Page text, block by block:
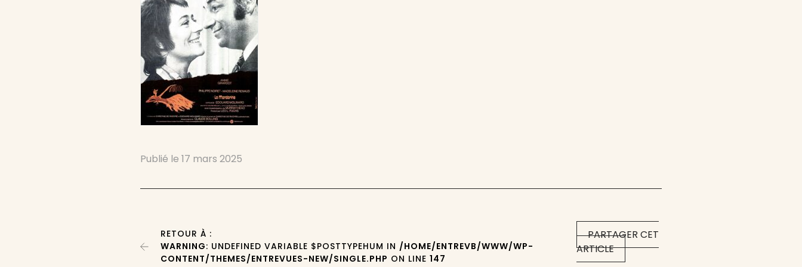
Publié le17 mars 2025
PARTAGER CET
ARTICLE
RETOUR À :
WARNING: UNDEFINED VARIABLE $POSTTYPEHUM IN /HOME/ENTREVB/WWW/WP-
CONTENT/THEMES/ENTREVUES-NEW/SINGLE.PHP ON LINE147